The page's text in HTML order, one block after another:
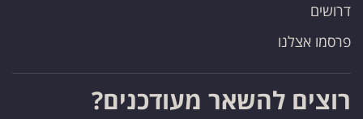
דרושים
פרסמו אצלנו
רוצים להשאר מעודכנים?